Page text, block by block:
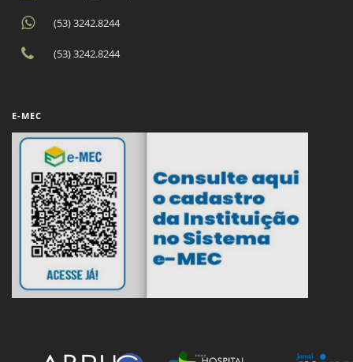
(53) 3242.8244
(53) 3242.8244
E-MEC